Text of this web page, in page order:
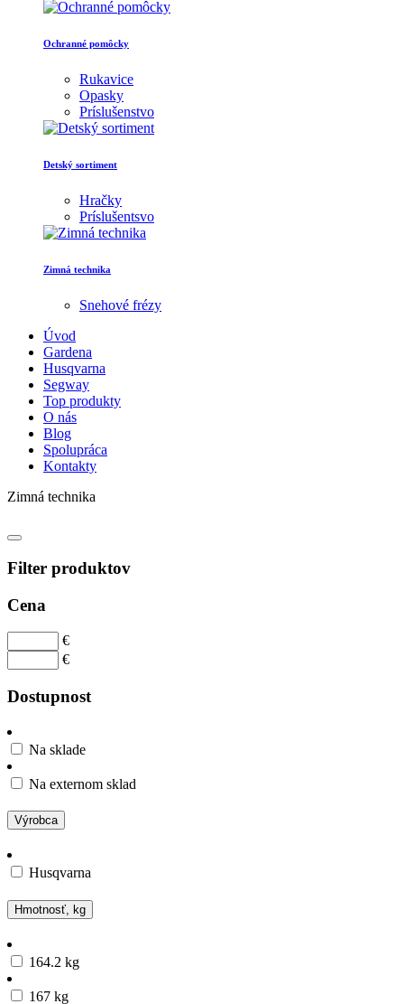
Ochranné pomôcky
Rukavice
Opasky
Príslušenstvo
Detský sortiment
Hračky
Príslušentsvo
Zimná technika
Snehové frézy
Úvod
Gardena
Husqvarna
Segway
Top produkty
O nás
Blog
Spolupráca
Kontakty
Zimná technika
Filter produktov
Cena
€
€
Dostupnost
Na sklade
Na externom sklad
Výrobca
Husqvarna
Hmotnosť, kg
164.2 kg
167 kg